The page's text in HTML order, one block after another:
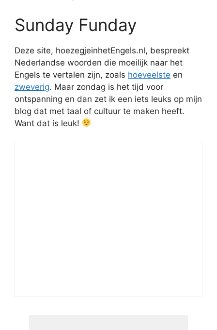
Sunday Funday
Deze site, hoezegjeinhetEngels.nl, bespreekt
Nederlandse woorden die moeilijk naar het
Engels te vertalen zijn, zoals hoeveelste en
zweverig. Maar zondag is het tijd voor
ontspanning en dan zet ik een iets leuks op mijn
blog dat met taal of cultuur te maken heeft.
Want dat is leuk!